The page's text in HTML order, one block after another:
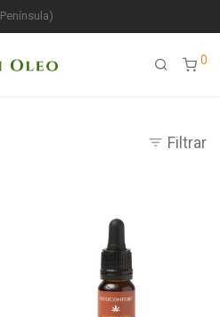
(Península)
0
Filtrar